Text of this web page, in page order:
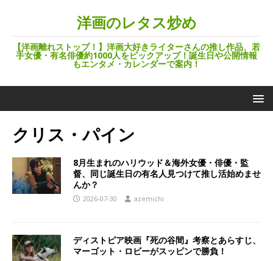
洋画のレタス炒め
【洋画離れストップ！】洋画大好きライターさんの推し作品、若
手女優・有名俳優約1000人をピックアップ！誕生日や公開情報
もエンタメ・カレンダーで案内！
クリス・パイン
8月生まれのハリウッド＆海外女優・俳優・監
督、同じ誕生日の有名人見つけて推し活始めませ
んか？
2026-07-30 azemichi
ディストピア映画『死の谷間』考察とあらすじ、
マーゴット・ロビーがスッピンで勝負！